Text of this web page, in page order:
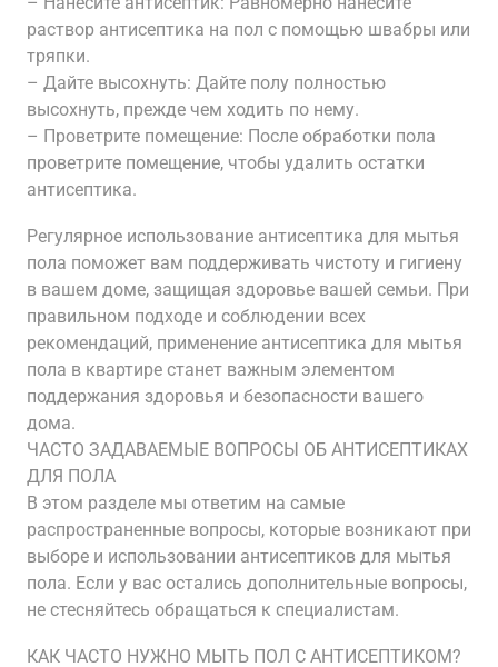
раствор антисептика на пол с помощью швабры или
тряпки.
– Дайте высохнуть: Дайте полу полностью
высохнуть, прежде чем ходить по нему.
– Проветрите помещение: После обработки пола
проветрите помещение, чтобы удалить остатки
антисептика.
Регулярное использование антисептика для мытья
пола поможет вам поддерживать чистоту и гигиену
в вашем доме, защищая здоровье вашей семьи. При
правильном подходе и соблюдении всех
рекомендаций, применение антисептика для мытья
пола в квартире станет важным элементом
поддержания здоровья и безопасности вашего
дома.
ЧАСТО ЗАДАВАЕМЫЕ ВОПРОСЫ ОБ АНТИСЕПТИКАХ
ДЛЯ ПОЛА
В этом разделе мы ответим на самые
распространенные вопросы, которые возникают при
выборе и использовании антисептиков для мытья
пола. Если у вас остались дополнительные вопросы,
не стесняйтесь обращаться к специалистам.
КАК ЧАСТО НУЖНО МЫТЬ ПОЛ С АНТИСЕПТИКОМ?